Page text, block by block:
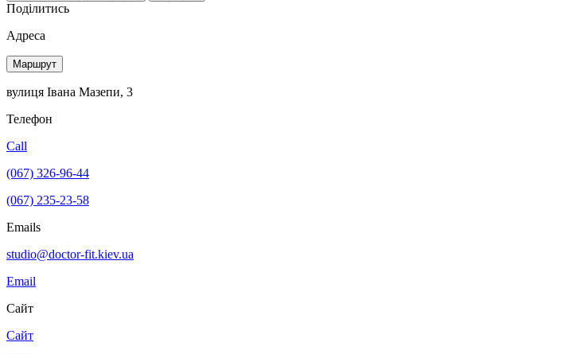
Поділитись
Адреса
Маршрут
вулиця Івана Мазепи, 3
Телефон
Call
(067) 326-96-44
(067) 235-23-58
Emails
studio@doctor-fit.kiev.ua
Email
Сайт
Сайт